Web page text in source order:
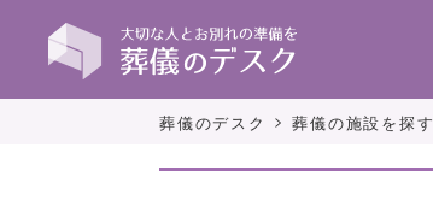
葬儀のデスク >葬儀の施設を探す